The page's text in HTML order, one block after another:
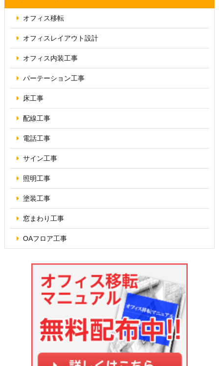
オフィス移転
オフィス レイアウト設計
オフィス内装工事
パーテーション工事
床工事
配線工事
電話工事
サイン工事
照明工事
塗装工事
窓まわり工事
OAフロア工事